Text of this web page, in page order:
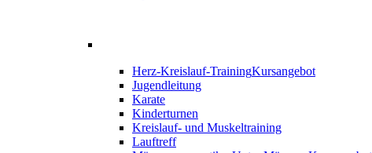
Herz-Kreislauf-TrainingKursangebot
Jugendleitung
Karate
Kinderturnen
Kreislauf- und Muskeltraining
Lauftreff